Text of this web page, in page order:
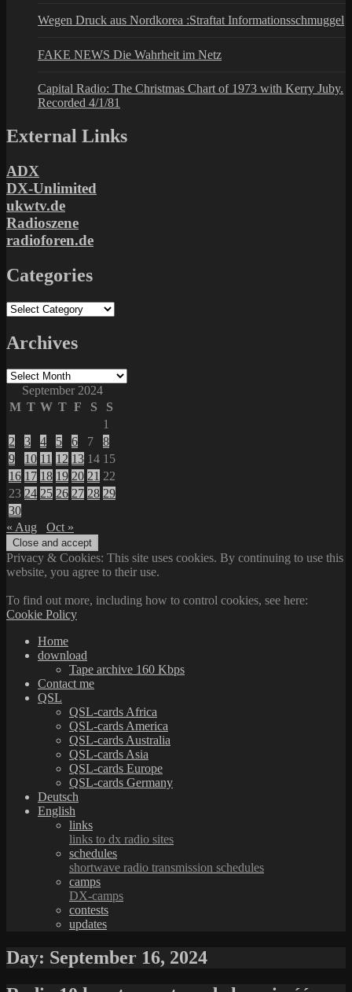
Wegen Druck aus Nordkorea :Straftat Informationsschmuggel
FAKE NEWS Die Wahrheit im Netz
Capital Radio: The Christmas Chart of 1973 with Kerry Juby.
Recorded 4/1/81
External Links
ADX
DX-Unlimited
ukwtv.de
Radioszene
radioforen.de
Categories
Categories
Archives
Archives
September 2024
M T W T F S
S
1
2
3 4 5 6 7
8
9
10 11 12 13 14 15
16 17 18 19 20 21 22
23 24 25 26 27 28 29
30
« Aug
Oct »
Privacy & Cookies: This site uses cookies. By continuing to use this
website, you agree to their use.
To find out more, including how to control cookies, see here:
Cookie Policy
Home
download
Tape archive 160 Kbps
Contact me
QSL
QSL-cards Africa
QSL-cards America
QSL-cards Australia
QSL-cards Asia
QSL-cards Europe
QSL-cards Germany
Deutsch
English
links
links to dx radio sites
schedules
shortwave radio transmission schedules
camps
DX-camps
contests
updates
Day: September 16, 2024